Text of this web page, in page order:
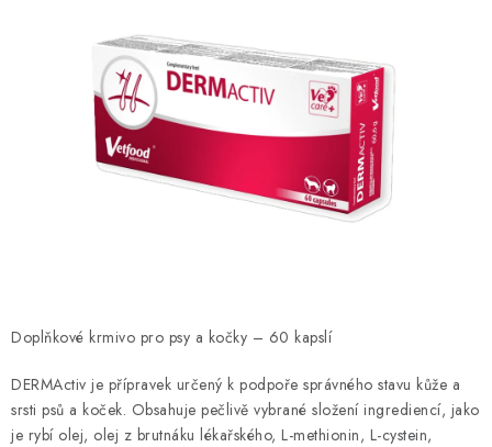
KONTAKTY
Kontakty
Hodnocení obchodu
Jak vyměnit či vrátit zboží
Podmínky ochrany osobních údajů
Doplňkové krmivo pro psy a kočky – 60 kapslí
DERMActiv je přípravek určený k podpoře správného stavu kůže a
srsti psů a koček. Obsahuje pečlivě vybrané složení ingrediencí, jako
je rybí olej, olej z brutnáku lékařského, L-methionin, L-cystein,